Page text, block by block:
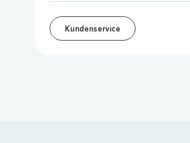
Kundenservice